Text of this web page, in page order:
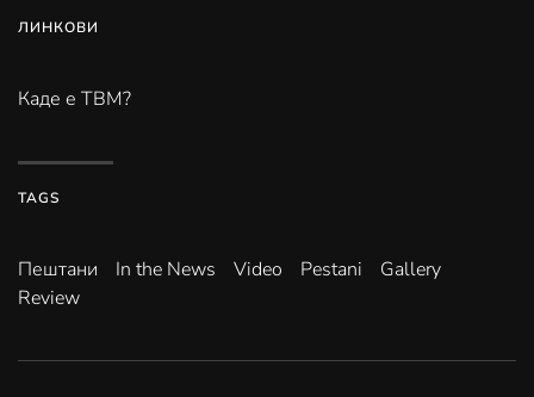
ЛИНКОВИ
Каде е ТВМ?
TAGS
Пештани In the News Video Pestani
Gallery
Review